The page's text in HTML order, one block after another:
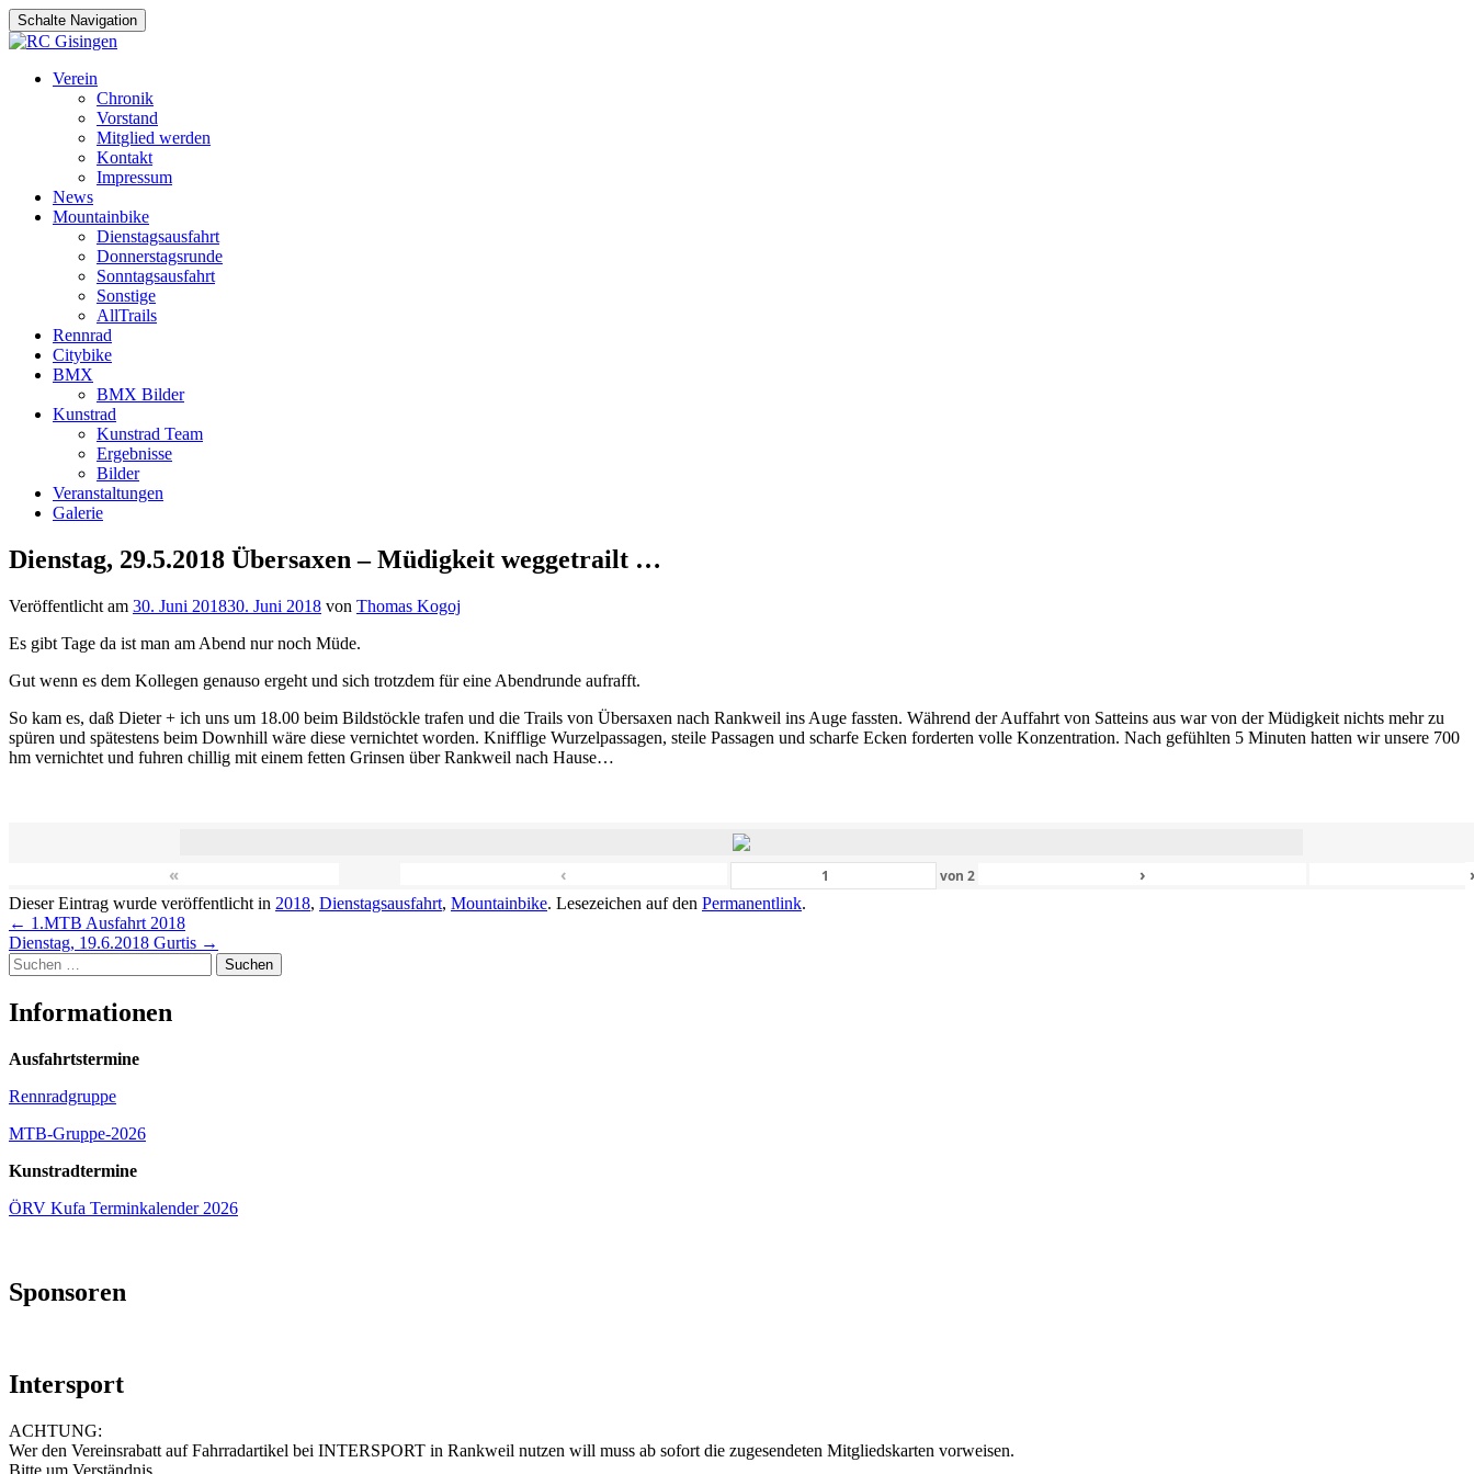
Schalte Navigation
Zum
Verein
Chronik
Vorstand
Mitglied werden
Kontakt
Impressum
News
Mountainbike
Dienstagsausfahrt
Donnerstagsrunde
Sonntagsausfahrt
Sonstige
AllTrails
Rennrad
Citybike
BMX
BMX Bilder
Kunstrad
Kunstrad Team
Ergebnisse
Bilder
Veranstaltungen
Galerie
Dienstag, 29.5.2018 Übersaxen – Müdigkeit weggetrailt …
Veröffentlicht am 30. Juni 201830. Juni 2018 von Thomas Kogoj
Es gibt Tage da ist man am Abend nur noch Müde.
Gut wenn es dem Kollegen genauso ergeht und sich trotzdem für eine Abendrunde aufrafft.
So kam es, daß Dieter + ich uns um 18.00 beim Bildstöckle trafen und die Trails von Übersaxen nach Rankweil ins Auge fassten. Während der Auffahrt von Satteins aus war von der Müdigkeit nichts mehr zu
spüren und spätestens beim Downhill wäre diese vernichtet worden. Knifflige Wurzelpassagen, steile Passagen und scharfe Ecken forderten volle Konzentration. Nach gefühlten 5 Minuten hatten wir unsere 700
hm vernichtet und fuhren chillig mit einem fetten Grinsen über Rankweil nach Hause…
« ‹ von2 ›
Dieser Eintrag wurde veröffentlicht in 2018, Dienstagsausfahrt, Mountainbike. Lesezeichen auf den Permanentlink.
Beitragsnavigation
← 1.MTB Ausfahrt 2018
Dienstag, 19.6.2018 Gurtis →
Suchen
nach:
Informationen
Ausfahrtstermine
Rennradgruppe
MTB-Gruppe-2026
Kunstradtermine
ÖRV Kufa Terminkalender 2026
Sponsoren
Intersport
ACHTUNG:
Wer den Vereinsrabatt auf Fahrradartikel bei INTERSPORT in Rankweil nutzen will muss ab sofort die zugesendeten Mitgliedskarten vorweisen.